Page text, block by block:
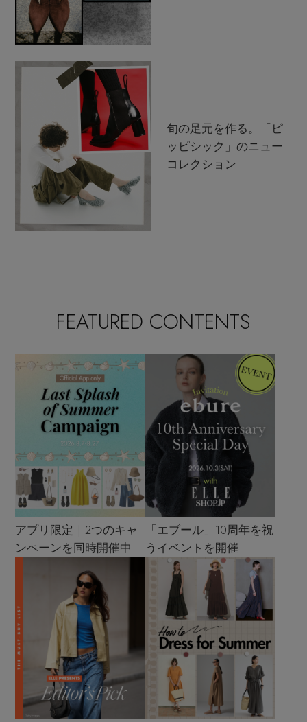
旬の足元を作る。「ピ
ッピシック」のニュー
コレクション
FEATURED CONTENTS
アプリ限定｜2つのキャ
ンペーンを同時開催中
「エブール」10周年を祝
うイベントを開催